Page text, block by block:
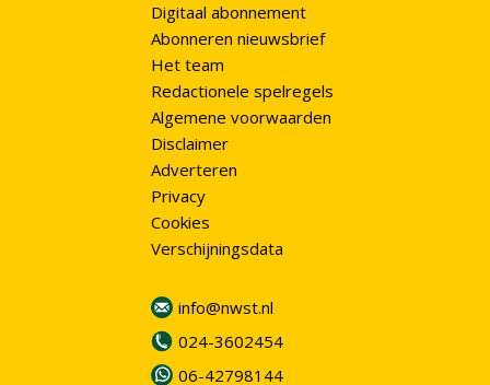
Digitaal abonnement
Abonneren nieuwsbrief
Het team
Redactionele spelregels
Algemene voorwaarden
Disclaimer
Adverteren
Privacy
Cookies
Verschijningsdata
info@nwst.nl
024-3602454
06-42798144